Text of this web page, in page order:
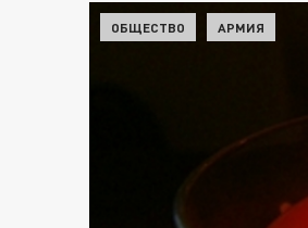
ОБЩЕСТВО АРМИЯ